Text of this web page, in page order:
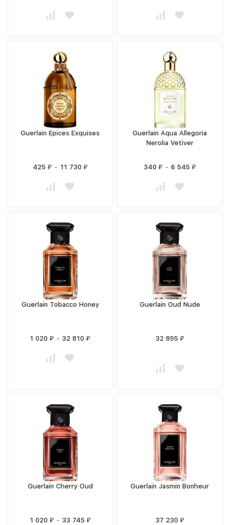
Guerlain Epices Exquises
425 ₽ - 11 730 ₽
Guerlain Aqua Allegoria
Nerolia Vetiver
340 ₽ - 6 545 ₽
Guerlain Tobacco Honey
1 020₽ - 32 810₽
Guerlain Oud Nude
32 895 ₽
Guerlain Cherry Oud
1 020 ₽ - 33 745 ₽
Guerlain Jasmin Bonheur
37 230 ₽